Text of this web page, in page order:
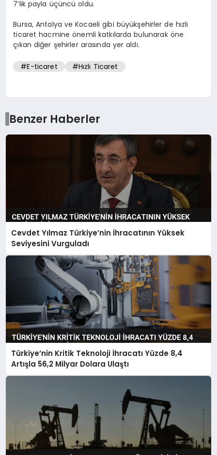
7’lik payla üçüncü oldu.
Bursa, Antalya ve Kocaeli gibi büyükşehirler de hızlı
ticaret hacmine önemli katkılarda bulunarak öne
çıkan diğer şehirler arasında yer aldı.
#E-ticaret #Hızlı Ticaret
Benzer Haberler
Cevdet Yılmaz Türkiye’nin İhracatının Yüksek
Seviyesini Vurguladı
Türkiye’nin Kritik Teknoloji İhracatı Yüzde 8,4
Artışla 56,2 Milyar Dolara Ulaştı